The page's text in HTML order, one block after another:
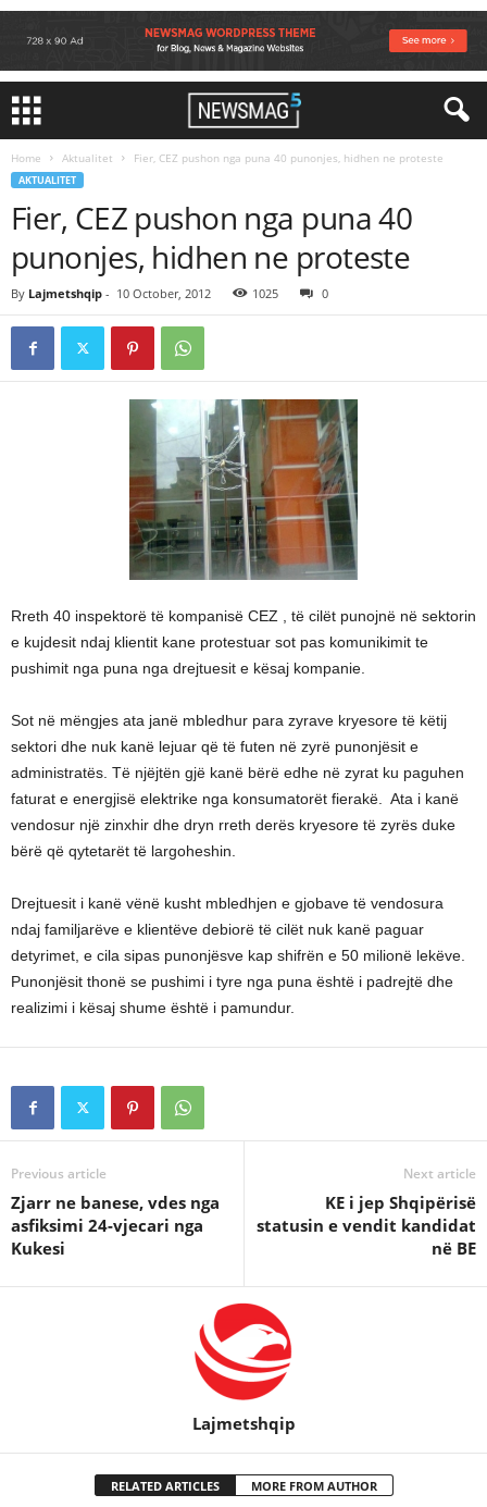
Home Aktualitet Fier, CEZ pushon nga puna 40 punonjes, hidhen ne proteste
AKTUALITET
Fier, CEZ pushon nga puna 40
punonjes, hidhen ne proteste
By Lajmetshqip - 10 October, 2012 1025 0
Rreth 40 inspektorë të kompanisë CEZ , të cilët punojnë në sektorin
e kujdesit ndaj klientit kane protestuar sot pas komunikimit te
pushimit nga puna nga drejtuesit e kësaj kompanie.
Sot në mëngjes ata janë mbledhur para zyrave kryesore të këtij
sektori dhe nuk kanë lejuar që të futen në zyrë punonjësit e
administratës. Të njëjtën gjë kanë bërë edhe në zyrat ku paguhen
faturat e energjisë elektrike nga konsumatorët fierakë. Ata i kanë
vendosur një zinxhir dhe dryn rreth derës kryesore të zyrës duke
bërë që qytetarët të largoheshin.
Drejtuesit i kanë vënë kusht mbledhjen e gjobave të vendosura
ndaj familjarëve e klientëve debiorë të cilët nuk kanë paguar
detyrimet, e cila sipas punonjësve kap shifrën e 50 milionë lekëve.
Punonjësit thonë se pushimi i tyre nga puna është i padrejtë dhe
realizimi i kësaj shume është i pamundur.
Previous article
Zjarr ne banese, vdes nga
asfiksimi 24-vjecari nga
Kukesi
Next article
KE i jep Shqipërisë
statusin e vendit kandidat
në BE
Lajmetshqip
RELATED ARTICLES MORE FROM AUTHOR